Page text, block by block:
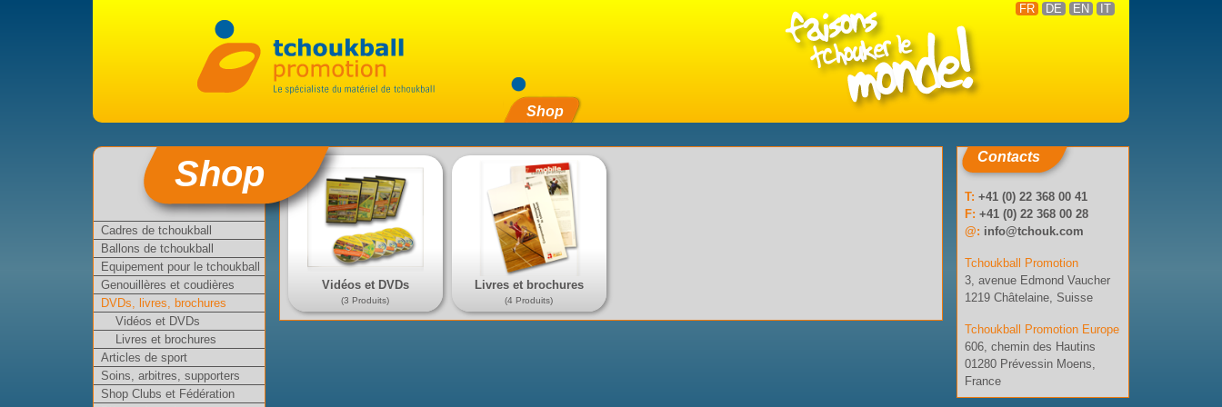
Shop
FR DE EN IT
Shop
Cadres de tchoukball
Ballons de tchoukball
Equipement pour le tchoukball
Genouillères et coudières
DVDs, livres, brochures
Vidéos et DVDs
Livres et brochures
Articles de sport
Soins, arbitres, supporters
Shop Clubs et Fédération
Vidéos et DVDs
(3 Produits)
Livres et brochures
(4 Produits)
Contacts
T: +41 (0) 22 368 00 41
F: +41 (0) 22 368 00 28
@: info@tchouk.com
Tchoukball Promotion
3, avenue Edmond Vaucher
1219 Châtelaine, Suisse
Tchoukball Promotion Europe
606, chemin des Hautins
01280 Prévessin Moens,
France